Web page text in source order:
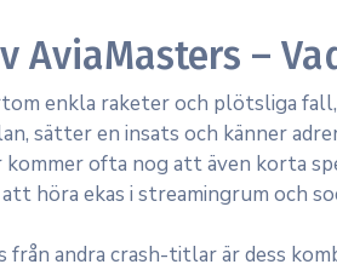
AviaMasters –
enkla raketer och plötsliga
sätter en insats och känner
ofta nog att även korta
höra ekas i streamingrum och
andra crash-titlar är dess